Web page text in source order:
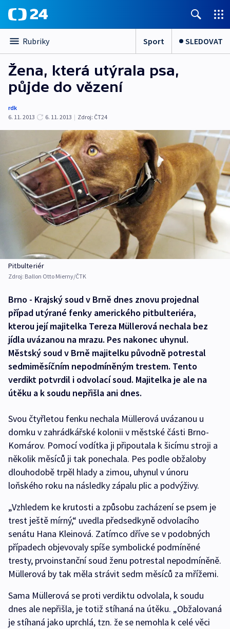
Rubriky Sport SLEDOVAT
Žena, která utýrala psa,
půjde do vězení
rdk
6. 11. 2013
6. 11. 2013 | Zdroj: ČT24
Pitbulteriér
Zdroj: Ballon Otto Mierny/ČTK
Brno - Krajský soud v Brně dnes znovu projednal
případ utýrané fenky amerického pitbulteriéra,
kterou její majitelka Tereza Müllerová nechala bez
jídla uvázanou na mrazu. Pes nakonec uhynul.
Městský soud v Brně majitelku původně potrestal
sedmiměsíčním nepodmíněným trestem. Tento
verdikt potvrdil i odvolací soud. Majitelka je ale na
útěku a k soudu nepřišla ani dnes.
Svou čtyřletou fenku nechala Müllerová uvázanou u
domku v zahrádkářské kolonii v městské části Brno-
Komárov. Pomocí vodítka ji připoutala k šicímu stroji a
několik měsíců ji tak ponechala. Pes podle obžaloby
dlouhodobě trpěl hlady a zimou, uhynul v únoru
loňského roku na následky zápalu plic a podvýživy.
„Vzhledem ke krutosti a způsobu zacházení se psem je
trest ještě mírný,“ uvedla předsedkyně odvolacího
senátu Hana Kleinová. Zatímco dříve se v podobných
případech objevovaly spíše symbolické podmíněné
tresty, prvoinstanční soud ženu potrestal nepodmíněně.
Müllerová by tak měla strávit sedm měsíců za mřížemi.
Sama Müllerová se proti verdiktu odvolala, k soudu
dnes ale nepřišla, je totiž stíhaná na útěku. „Obžalovaná
je stíhaná jako uprchlá, tzn. že se nemohla k celé věci